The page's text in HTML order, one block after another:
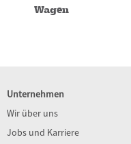
Wagen
Unternehmen
Wir über uns
Jobs und Karriere